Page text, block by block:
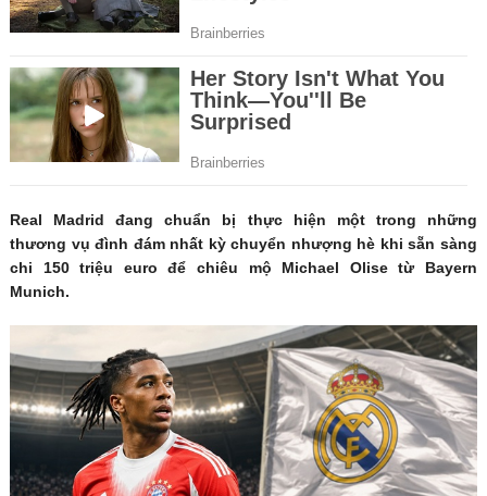
Real Madrid đang chuẩn bị thực hiện một trong những
thương vụ đình đám nhất kỳ chuyển nhượng hè khi sẵn sàng
chi 150 triệu euro để chiêu mộ Michael Olise từ Bayern
Munich.